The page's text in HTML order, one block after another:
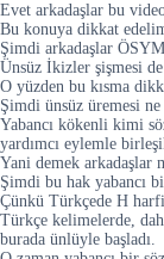
Evet arkadaşlar bu
Bu konuya dikkat
Şimdi arkadaşlar
Ünsüz İkizler şişmesi
O yüzden bu kısma
Şimdi ünsüz üremesi ne
Yabancı kökenli kimi
yardımcı eylemle
Yani demek arkadaşlar
Şimdi bu hak yabancı
Çünkü Türkçede H
Türkçe kelimelerde,
burada ünlüyle başladı.